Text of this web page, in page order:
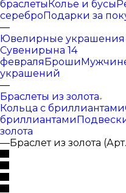
браслетыКолье и бусы
сереброПодарки за
—
Ювелирные
Сувенирына 14
февраляБроши
украшений
—
Браслеты из золота
Кольца с бриллиантами
бриллиантами
золота
—Браслет из золота